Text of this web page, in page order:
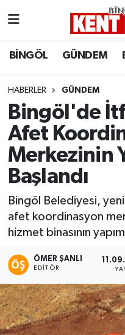
BİNGÖL GÜNDEM
HABERLER GÜNDEM
Bingöl'de
Afet
Merkezinin
Başlandı
Bingöl Belediyesi,
afet koordinasyon
hizmet binasının
ÖMER ŞANLI
EDITÖR
BİLİM-TEKNOLOJİ
DÜNYA
EĞİTİM
EKONOMİ
GENÇ
GÜNDEM
KARLIOVA
KİĞI
MERKEZ
Bingöl Hava
Bingöl Namaz
Bingöl Trafik
Süper Lig Puan
Tüm Manşetler
Son Dakika
Haber Arşivi